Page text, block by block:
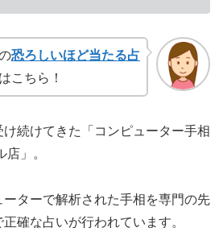
恐ろしいほど当たる占
はこちら！
続けてきた「コンピューター手相
」。
ターで解析された手相を専門の先
確な占いが行われています。